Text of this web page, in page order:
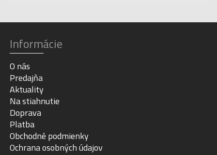
Informácie
O nás
Predajňa
Aktuality
Na stiahnutie
Doprava
Platba
Obchodné podmienky
Ochrana osobných údajov